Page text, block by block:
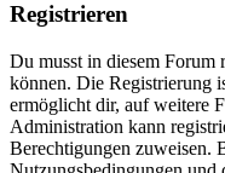
Registrieren
Du musst in diesem Forum
können. Die Registrierung
ermöglicht dir, auf weitere
Administration kann
Berechtigungen zuweisen.